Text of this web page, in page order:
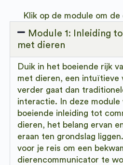
Klik op de module om
Module 1: Inleiding
met dieren
Duik in het boeiende rijk
met dieren, een intuïtieve
verder gaat dan
interactie. In deze module
boeiende inleiding tot
dieren, het belang ervan
eraan ten grondslag
voor je reis om een
dierencommunicator te